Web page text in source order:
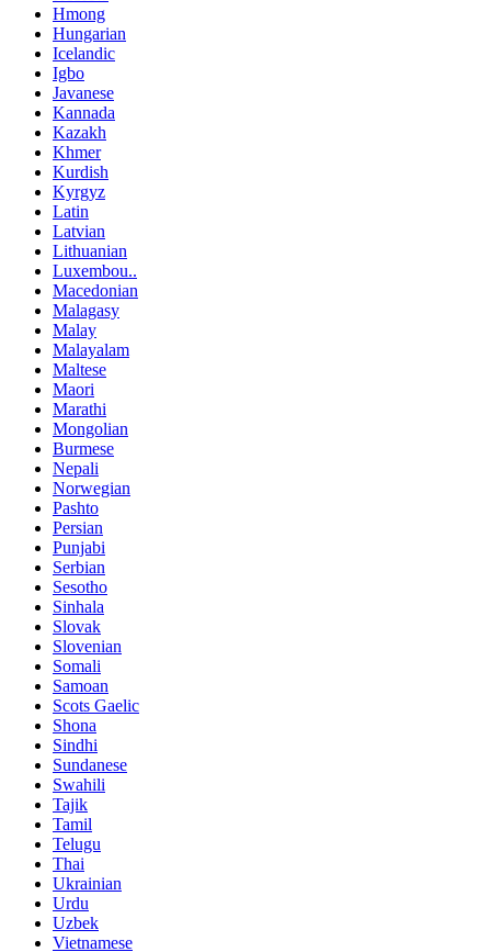
Hmong
Hungarian
Icelandic
Igbo
Javanese
Kannada
Kazakh
Khmer
Kurdish
Kyrgyz
Latin
Latvian
Lithuanian
Luxembou..
Macedonian
Malagasy
Malay
Malayalam
Maltese
Maori
Marathi
Mongolian
Burmese
Nepali
Norwegian
Pashto
Persian
Punjabi
Serbian
Sesotho
Sinhala
Slovak
Slovenian
Somali
Samoan
Scots Gaelic
Shona
Sindhi
Sundanese
Swahili
Tajik
Tamil
Telugu
Thai
Ukrainian
Urdu
Uzbek
Vietnamese